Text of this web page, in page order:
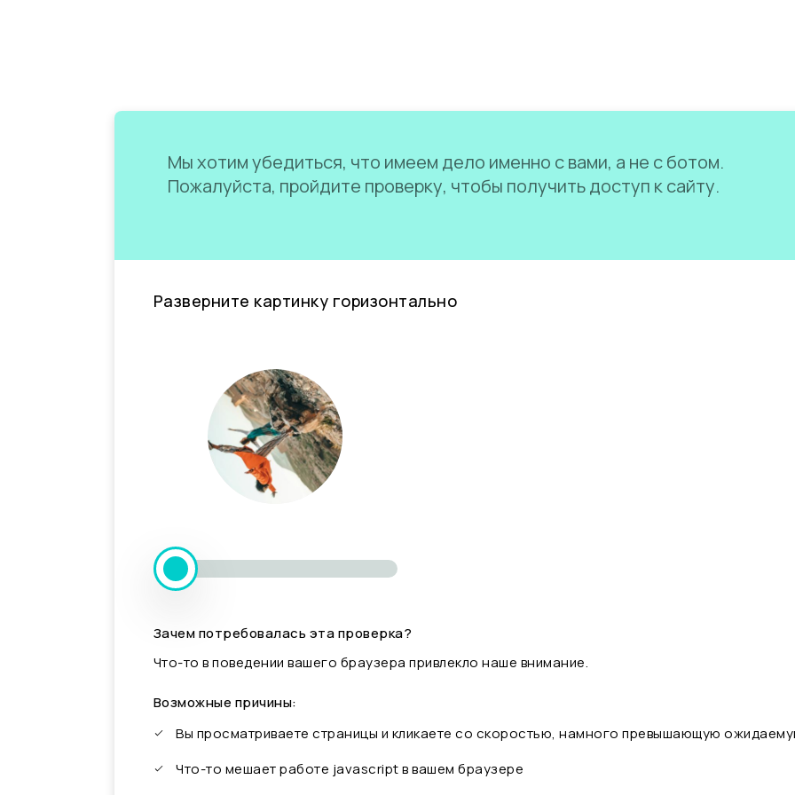
Мы хотим убедиться, что имеем дело именно с вами, а не с ботом.
Пожалуйста, пройдите проверку, чтобы получить доступ к сайту.
Разверните картинку горизонтально
Зачем потребовалась эта проверка?
Что-то в поведении вашего браузера привлекло наше внимание.
Возможные причины:
Вы просматриваете страницы и кликаете со скоростью, намного превышающую
Что-то мешает работе javascript в вашем браузере